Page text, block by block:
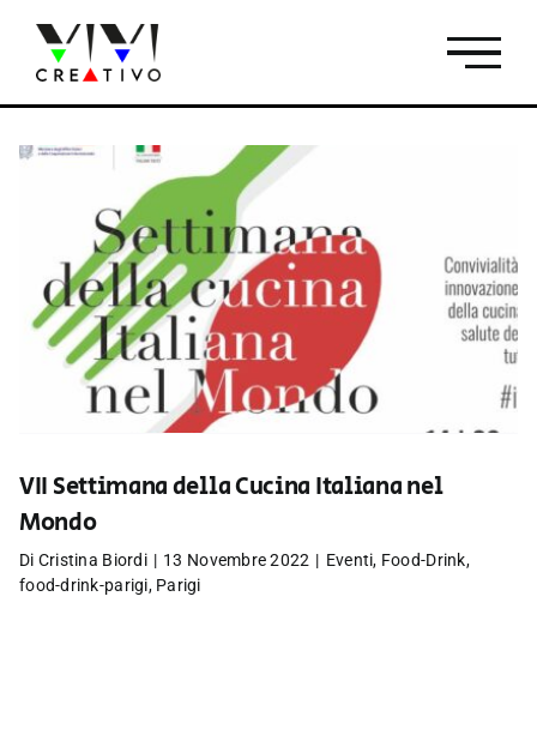
contenuto
VII Settimana della Cucina Italiana nel
Mondo
Di Cristina Biordi | 13 Novembre 2022 | Eventi, Food-Drink,
food-drink-parigi, Parigi